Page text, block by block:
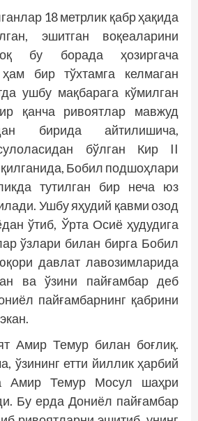
18 метрлик қабр ҳақида
эшитган воқеаларини
бу борада ҳозиргача
ҳам бир тўхтамга келмаган
ушбу мақбарага кўмилган
қанча ривоятлар мавжуд
бирида айтилишича,
бўлган Кир II
Бобил подшоҳлари
тутилган бир неча юз
Ушбу яҳудий қавми озод
ўтиб, Ўрта Осиё ҳудудига
ўзлари билан бирга Бобил
давлат лавозимларида
ва ўзини пайғамбар деб
пайғамбарнинг қабрини
Амир Темур билан боғлиқ.
ўзининг етти йиллик ҳарбий
Амир Темур Мосул шаҳри
Бу ерда Дониёл пайғамбар